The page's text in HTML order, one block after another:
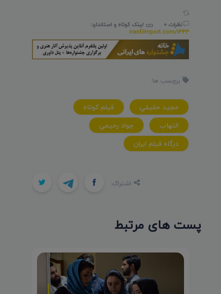
نظرات 0
لینک کوتاه و استاندارد:
iranfilmport.com/1443
برچسب ها:
مجيد حقيقي
فيلم کوتاه
التهاب
جواد رحيمي
درگاه فيلم ايران
اشتراک:
پست های مرتبط